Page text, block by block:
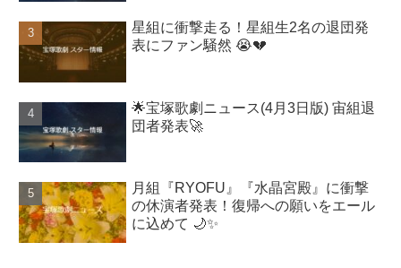
星組に衝撃走る！星組生2名の退団発
表にファン騒然 😭💔
🌟宝塚歌劇ニュース(4月3日版) 宙組退
団者発表🚀
月組『RYOFU』『水晶宮殿』に衝撃
の休演者発表！復帰への願いをエール
に込めて 🌙✨